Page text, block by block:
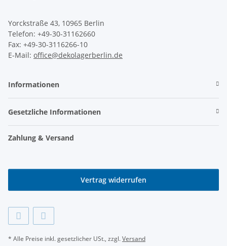
Yorckstraße 43, 10965 Berlin
Telefon: +49-30-31162660
Fax: +49-30-3116266-10
E-Mail: office@dekolagerberlin.de
Informationen
Gesetzliche Informationen
Zahlung & Versand
Vertrag widerrufen
* Alle Preise inkl. gesetzlicher USt., zzgl.Versand